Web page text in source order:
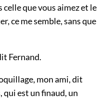
que vous aimez et le
ce me semble, sans que
Fernand.
mon ami, dit
qui est un finaud, un